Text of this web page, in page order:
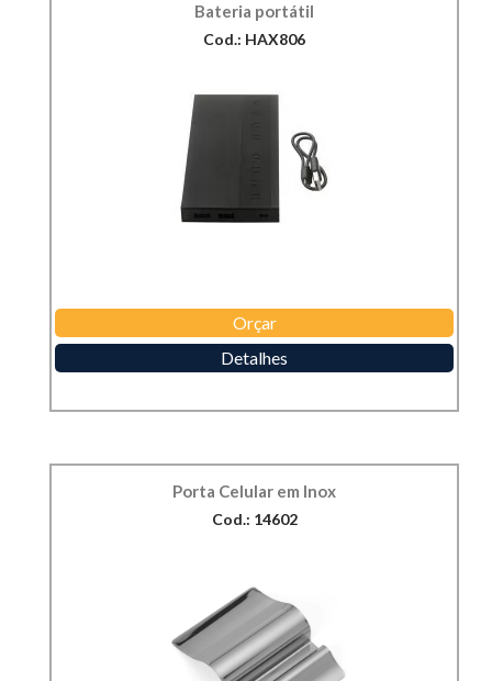
Bateria portátil
Cod.: HAX806
Orçar
Detalhes
Porta Celular em Inox
Cod.: 14602